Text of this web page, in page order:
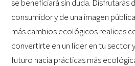
se beneficiará sin duda. Disfrutarás
consumidor y de una imagen
más cambios ecológicos realices
convertirte en un líder en tu sector
futuro hacia prácticas más